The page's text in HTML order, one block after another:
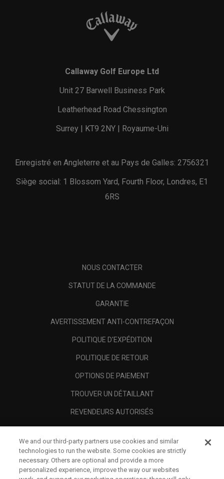
Callaway Golf Europe Ltd
Unit 27 Barwell Business Park
Leatherhead Road Chessington
Surrey | KT9 2NY | Royaume-Uni
Enregistré en Angleterre et au Pays de Galles: 2756321
Siège social: 1 Blossom Yard, Fourth Floor, Londres, E1
6RS
NOUS CONTACTER
STATUT DE LA COMMANDE
GARANTIE
AVERTISSEMENT ANTI-CONTREFAÇON
POLITIQUE D'EXPÉDITION
POLITIQUE DE RETOUR
OPTIONS DE PAIEMENT
TROUVER UN DÉTAILLANT
REVENDEURS AUTORISÉS
A PROPOS
MENTIONS LÉGALES
We and our third-party partners use cookies and similar
technologies to run the website. Some cookies are strictly
necessary. Others are optional and provide a more
personalized experience, improve the way our websites